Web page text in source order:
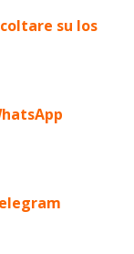
su Ios